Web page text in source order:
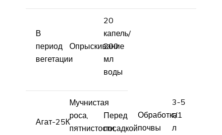
В
период
вегетации
Опрыскивание
20
капель/
200
мл
воды
Агат-25К
Мучнистая
роса,
пятнистости,
Перед
посадкой
Обработка
почвы
3-5
г/1
л